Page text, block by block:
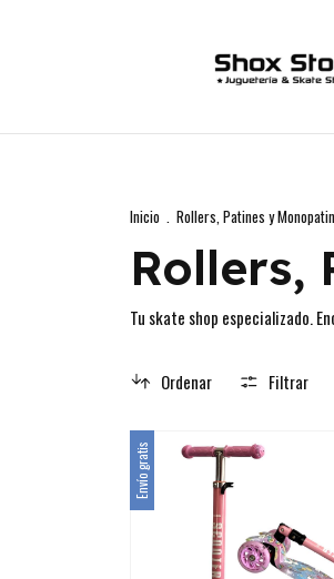
Inicio . Rollers, Patines y
Rollers,
Tu skate shop especializado.
Ordenar Filtrar
Envío gratis